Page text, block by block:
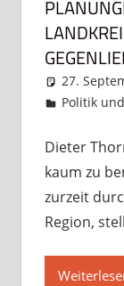
27.
Politik
Dieter
kaum zu
zurzeit
Region,